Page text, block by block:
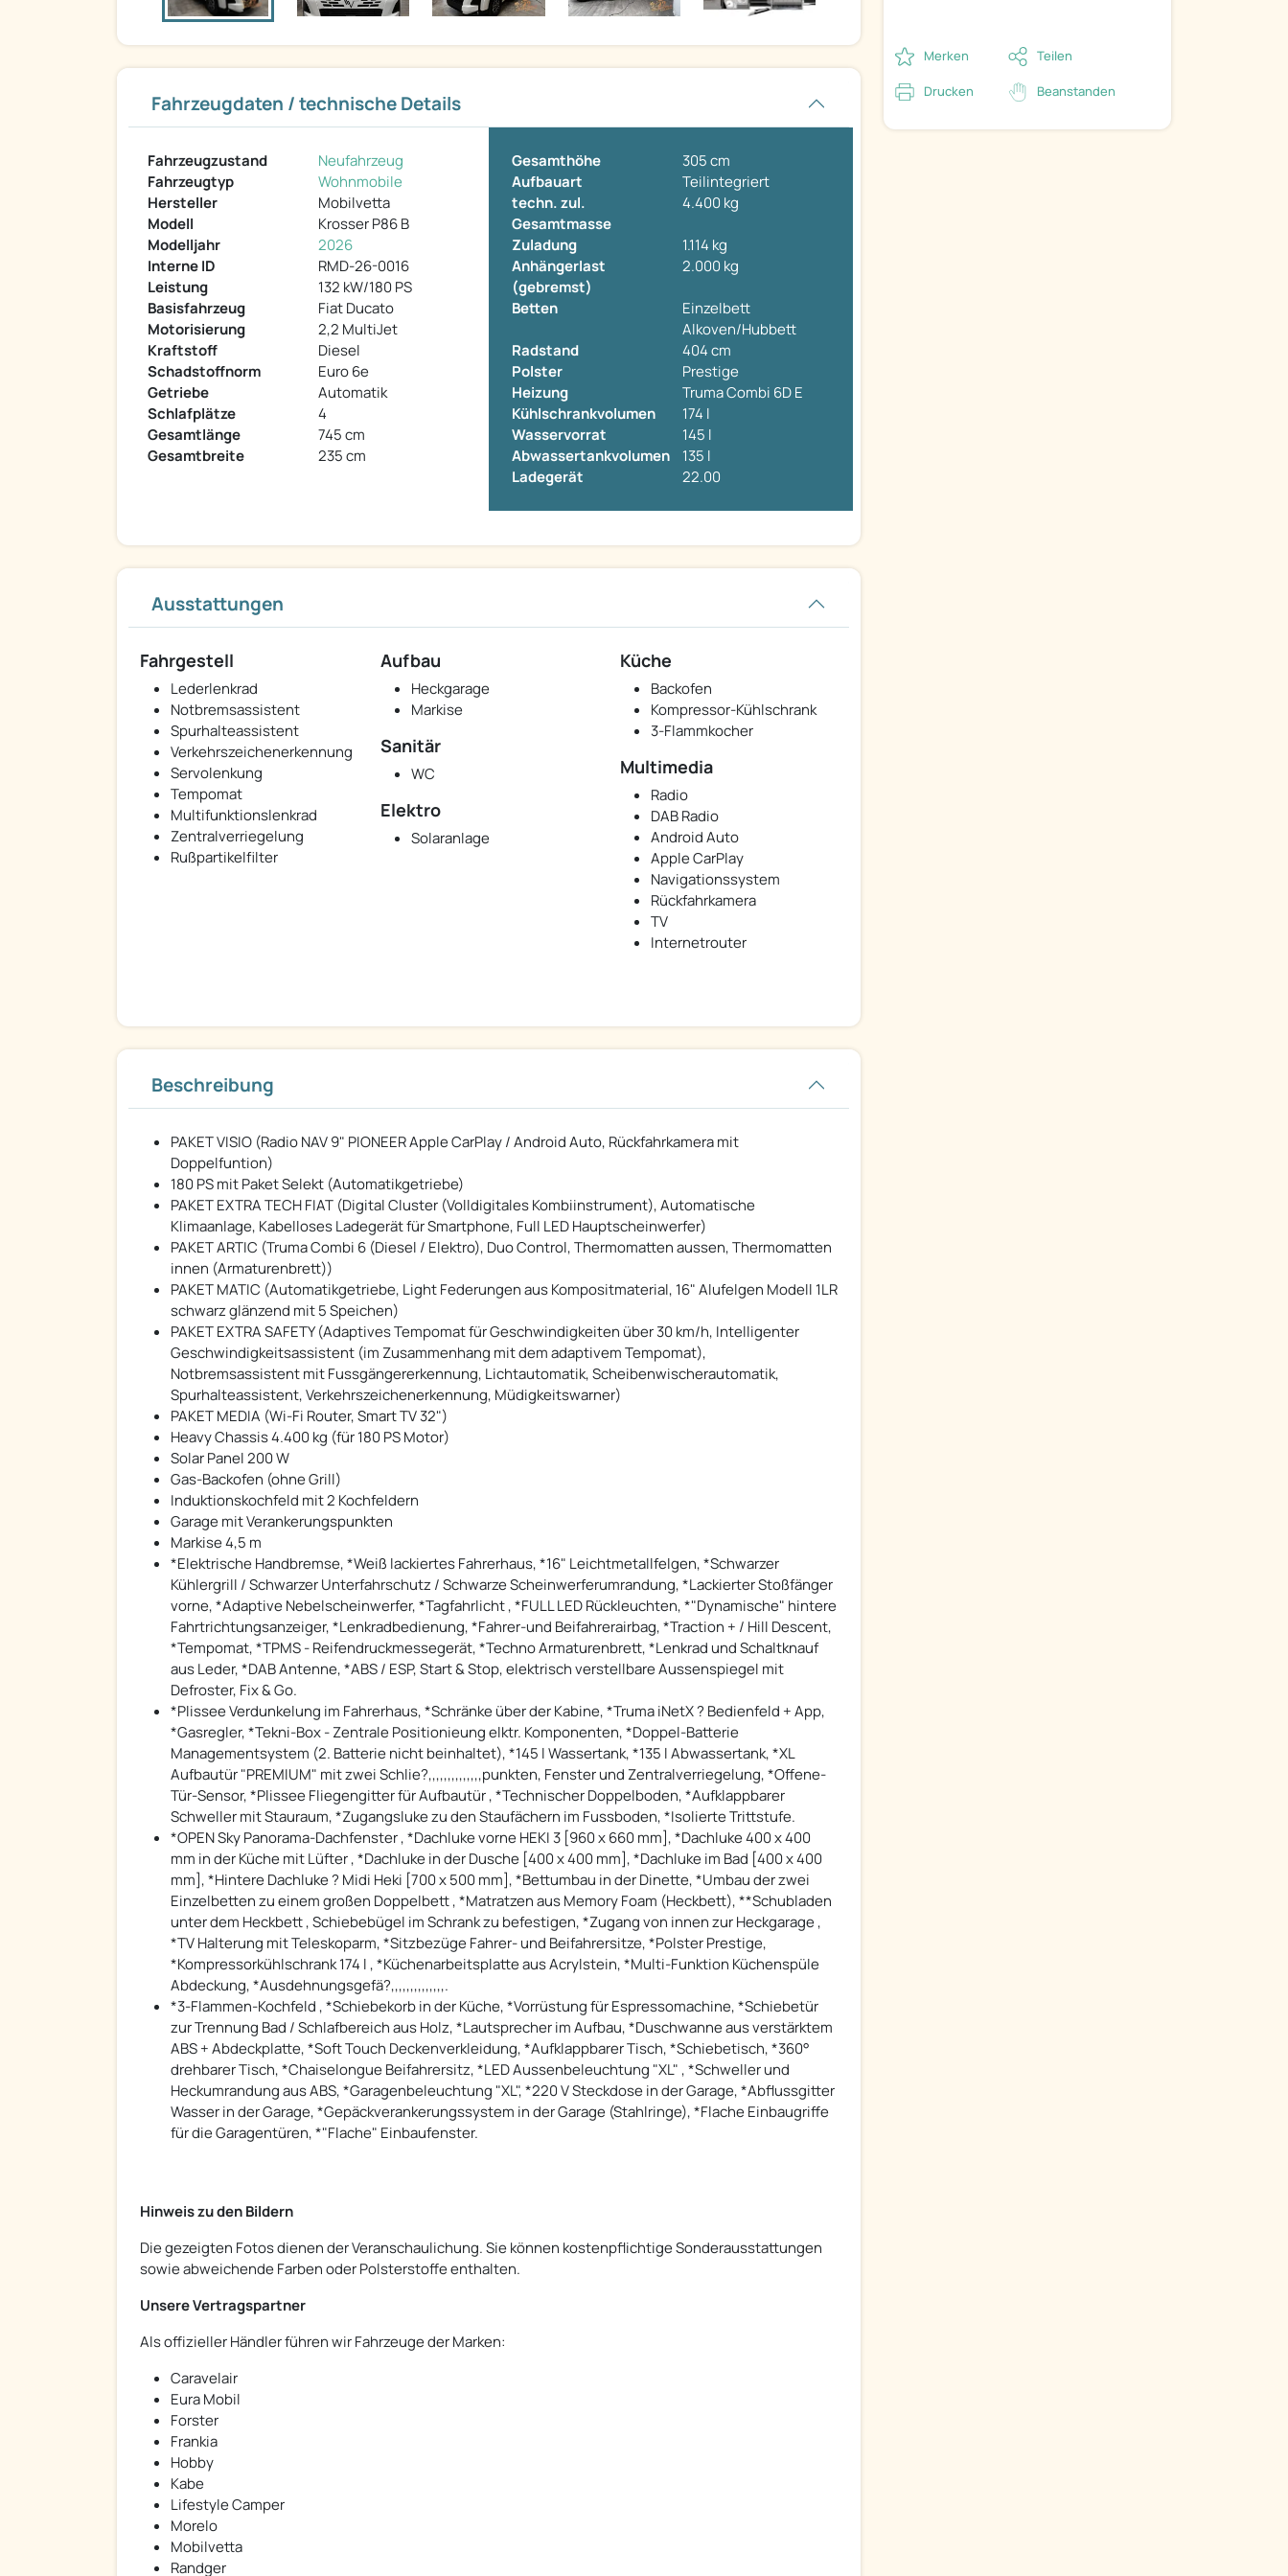
Fahrzeugdaten / technische Details
Fahrzeugzustand
Neufahrzeug
Fahrzeugtyp
Wohnmobile
Hersteller
Mobilvetta
Modell
Krosser P86 B
Modelljahr
2026
Interne ID
RMD-26-0016
Leistung
132 kW/180 PS
Basisfahrzeug
Fiat Ducato
Motorisierung
2,2 MultiJet
Kraftstoff
Diesel
Schadstoffnorm
Euro 6e
Getriebe
Automatik
Schlafplätze
4
Gesamtlänge
745 cm
Gesamtbreite
235 cm
Gesamthöhe
305 cm
Aufbauart
Teilintegriert
techn. zul.
Gesamtmasse
4.400 kg
Zuladung
1.114 kg
Anhängerlast
(gebremst)
2.000 kg
Betten
Einzelbett
Alkoven/Hubbett
Radstand
404 cm
Polster
Prestige
Heizung
Truma Combi 6D E
Kühlschrankvolumen
174 l
Wasservorrat
145 l
Abwassertankvolumen
135 l
Ladegerät
22.00
Ausstattungen
Fahrgestell
Lederlenkrad
Notbremsassistent
Spurhalteassistent
Verkehrszeichenerkennung
Servolenkung
Tempomat
Multifunktionslenkrad
Zentralverriegelung
Rußpartikelfilter
Aufbau
Heckgarage
Markise
Küche
Backofen
Kompressor-Kühlschrank
3-Flammkocher
Sanitär
WC Multimedia
Radio
DAB Radio
Android Auto
Apple CarPlay
Navigationssystem
Rückfahrkamera
TV
Internetrouter
Elektro
Solaranlage
Beschreibung
PAKET VISIO (Radio NAV 9" PIONEER Apple CarPlay / Android Auto, Rückfahrkamera mit
Doppelfuntion)
180 PS mit Paket Selekt (Automatikgetriebe)
PAKET EXTRA TECH FIAT (Digital Cluster (Volldigitales Kombiinstrument), Automatische
Klimaanlage, Kabelloses Ladegerät für Smartphone, Full LED Hauptscheinwerfer)
PAKET ARTIC (Truma Combi 6 (Diesel / Elektro), Duo Control, Thermomatten aussen, Thermomatten
innen (Armaturenbrett))
PAKET MATIC (Automatikgetriebe, Light Federungen aus Kompositmaterial, 16" Alufelgen Modell 1LR
schwarz glänzend mit 5 Speichen)
PAKET EXTRA SAFETY (Adaptives Tempomat für Geschwindigkeiten über 30 km/h, Intelligenter
Geschwindigkeitsassistent (im Zusammenhang mit dem adaptivem Tempomat),
Notbremsassistent mit Fussgängererkennung, Lichtautomatik, Scheibenwischerautomatik,
Spurhalteassistent, Verkehrszeichenerkennung, Müdigkeitswarner)
PAKET MEDIA (Wi-Fi Router, Smart TV 32")
Heavy Chassis 4.400 kg (für 180 PS Motor)
Solar Panel 200 W
Gas-Backofen (ohne Grill)
Induktionskochfeld mit 2 Kochfeldern
Garage mit Verankerungspunkten
Markise 4,5 m
*Elektrische Handbremse, *Weiß lackiertes Fahrerhaus, *16" Leichtmetallfelgen, *Schwarzer
Kühlergrill / Schwarzer Unterfahrschutz / Schwarze Scheinwerferumrandung, *Lackierter Stoßfänger
vorne, *Adaptive Nebelscheinwerfer, *Tagfahrlicht , *FULL LED Rückleuchten, *"Dynamische" hintere
Fahrtrichtungsanzeiger, *Lenkradbedienung, *Fahrer-und Beifahrerairbag, *Traction + / Hill Descent,
*Tempomat, *TPMS - Reifendruckmessegerät, *Techno Armaturenbrett, *Lenkrad und Schaltknauf
aus Leder, *DAB Antenne, *ABS / ESP, Start & Stop, elektrisch verstellbare Aussenspiegel mit
Defroster, Fix & Go.
*Plissee Verdunkelung im Fahrerhaus, *Schränke über der Kabine, *Truma iNetX ? Bedienfeld + App,
*Gasregler, *Tekni-Box - Zentrale Positionieung elktr. Komponenten, *Doppel-Batterie
Managementsystem (2. Batterie nicht beinhaltet), *145 l Wassertank, *135 l Abwassertank, *XL
Aufbautür "PREMIUM" mit zwei Schlie?,,,,,,,,,,,,,,punkten, Fenster und Zentralverriegelung, *Offene-
Tür-Sensor, *Plissee Fliegengitter für Aufbautür , *Technischer Doppelboden, *Aufklappbarer
Schweller mit Stauraum, *Zugangsluke zu den Staufächern im Fussboden, *Isolierte Trittstufe.
*OPEN Sky Panorama-Dachfenster , *Dachluke vorne HEKI 3 [960 x 660 mm], *Dachluke 400 x 400
mm in der Küche mit Lüfter , *Dachluke in der Dusche [400 x 400 mm], *Dachluke im Bad [400 x 400
mm], *Hintere Dachluke ? Midi Heki [700 x 500 mm], *Bettumbau in der Dinette, *Umbau der zwei
Einzelbetten zu einem großen Doppelbett , *Matratzen aus Memory Foam (Heckbett), **Schubladen
unter dem Heckbett , Schiebebügel im Schrank zu befestigen, *Zugang von innen zur Heckgarage ,
*TV Halterung mit Teleskoparm, *Sitzbezüge Fahrer- und Beifahrersitze, *Polster Prestige,
*Kompressorkühlschrank 174 l , *Küchenarbeitsplatte aus Acrylstein, *Multi-Funktion Küchenspüle
Abdeckung, *Ausdehnungsgefä?,,,,,,,,,,,,,,.
*3-Flammen-Kochfeld , *Schiebekorb in der Küche, *Vorrüstung für Espressomachine, *Schiebetür
zur Trennung Bad / Schlafbereich aus Holz, *Lautsprecher im Aufbau, *Duschwanne aus verstärktem
ABS + Abdeckplatte, *Soft Touch Deckenverkleidung, *Aufklappbarer Tisch, *Schiebetisch, *360°
drehbarer Tisch, *Chaiselongue Beifahrersitz, *LED Aussenbeleuchtung "XL" , *Schweller und
Heckumrandung aus ABS, *Garagenbeleuchtung "XL", *220 V Steckdose in der Garage, *Abflussgitter
Wasser in der Garage, *Gepäckverankerungssystem in der Garage (Stahlringe), *Flache Einbaugriffe
für die Garagentüren, *"Flache" Einbaufenster.
Hinweis zu den Bildern
Die gezeigten Fotos dienen der Veranschaulichung. Sie können kostenpflichtige Sonderausstattungen
sowie abweichende Farben oder Polsterstoffe enthalten.
Unsere Vertragspartner
Als offizieller Händler führen wir Fahrzeuge der Marken:
Caravelair
Eura Mobil
Forster
Frankia
Hobby
Kabe
Lifestyle Camper
Morelo
Mobilvetta
Randger
Merken Teilen
Drucken Beanstanden